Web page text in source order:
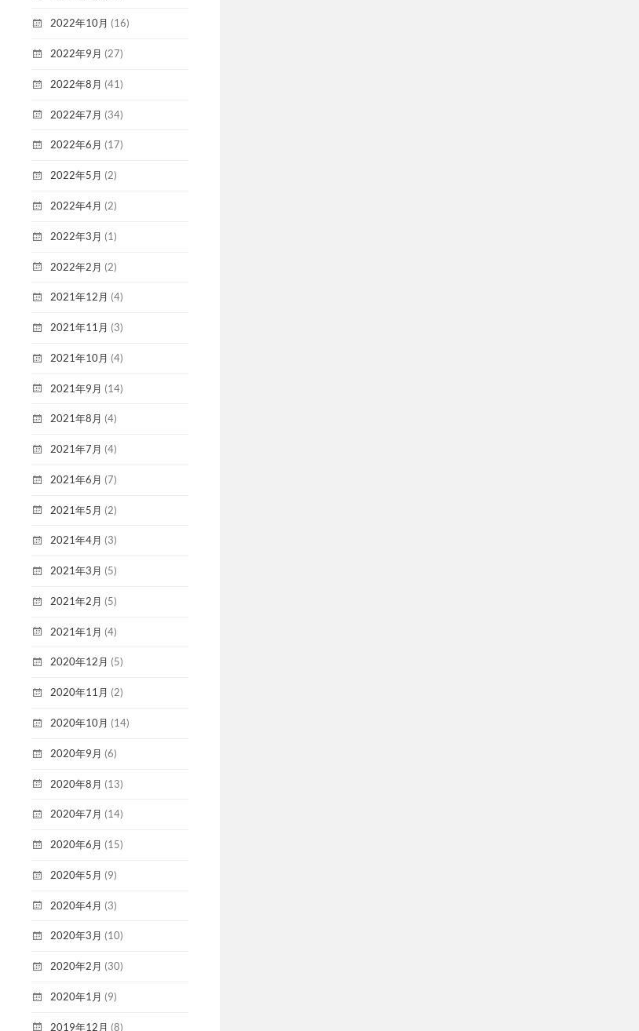
2022年10月 (16)
2022年9月 (27)
2022年8月 (41)
2022年7月 (34)
2022年6月 (17)
2022年5月 (2)
2022年4月 (2)
2022年3月 (1)
2022年2月 (2)
2021年12月 (4)
2021年11月 (3)
2021年10月 (4)
2021年9月 (14)
2021年8月 (4)
2021年7月 (4)
2021年6月 (7)
2021年5月 (2)
2021年4月 (3)
2021年3月 (5)
2021年2月 (5)
2021年1月 (4)
2020年12月 (5)
2020年11月 (2)
2020年10月 (14)
2020年9月 (6)
2020年8月 (13)
2020年7月 (14)
2020年6月 (15)
2020年5月 (9)
2020年4月 (3)
2020年3月 (10)
2020年2月 (30)
2020年1月 (9)
2019年12月 (8)